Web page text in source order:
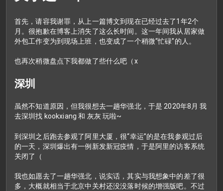
首先，请容我谢罪，从上一篇博文到现在已经过去了1年2个
月。很抱歉在博客上消失了这么长时间。这一年间我从居家做
外包工作变为到现场上班，也变成了一个稍微“忙碌”的人。
也再次稍微盘点下我都做了些什么吧（x
深圳
虽然不知道原因，但我很想去一趟华强北，于是 2020年8月 我
去深圳找 kookxiang 和 灰灰 玩啦~
到深圳之后跑去参观了阿里大厦，很“幸运”的是在我参观过后
的一天，深圳爆出有一例新发新冠疫情，于是阿里的访客系统
关闭了（
我也如愿去了一趟华强北，说实话，其实与我想象中的差了很
多，大概就相当于北京中关村还没没落时候的增强版吧。不过